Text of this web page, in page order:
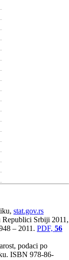
stat.gov.rs
Republici Srbiji 2011,
– 2011. PDF, 56
podaci po
ISBN 978-86-